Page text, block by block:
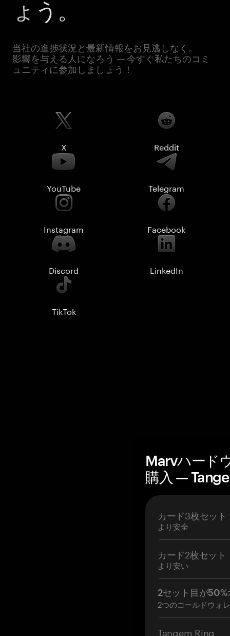
ょう。
当社の進捗状況と最新情報をお見逃しなく。
影響を与える人になろう — 今すぐ私たちのコミ
ュニティに参加しましょう！
X Reddit
YouTube Telegram
Instagram Facebook
Discord LinkedIn
TikTok
Marvハード
購入 —
カード3枚セット
より安全
カード2枚セット
より安い
2セット目が50%
2つのコールドウォ
Tangem Ring